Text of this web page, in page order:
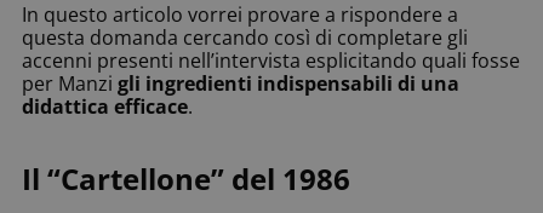
In questo articolo vorrei provare a rispondere a
questa domanda cercando così di completare gli
accenni presenti nell’intervista esplicitando quali fosse
per Manzi gli ingredienti indispensabili di una
didattica efficace.
Il “Cartellone” del 1986